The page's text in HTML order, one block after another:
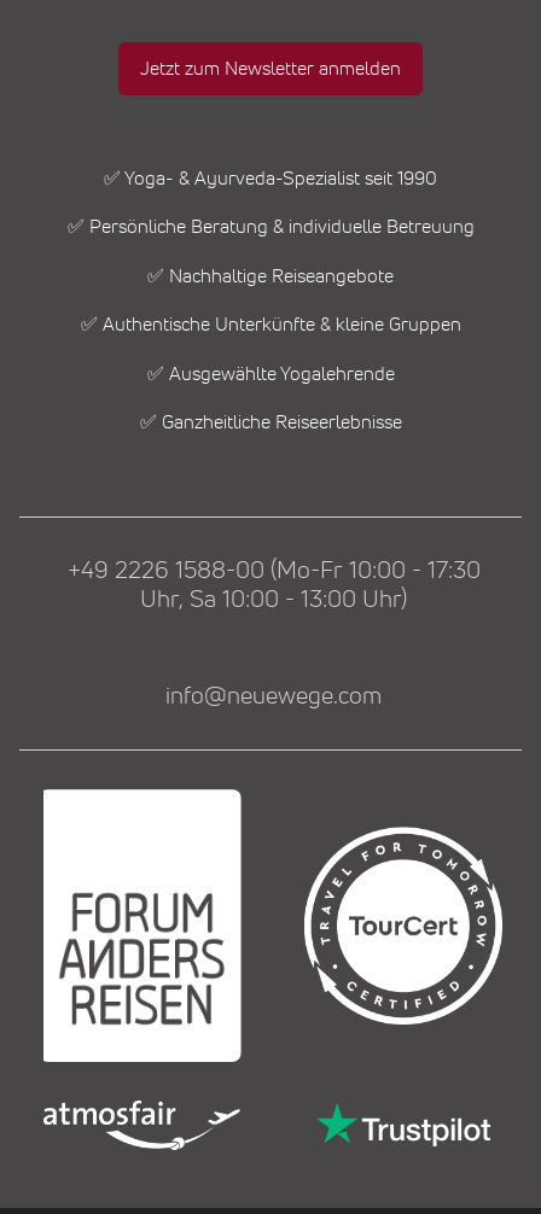
Jetzt zum Newsletter anmelden
✅ Yoga- & Ayurveda-Spezialist seit 1990
✅ Persönliche Beratung & individuelle Betreuung
✅ Nachhaltige Reiseangebote
✅ Authentische Unterkünfte & kleine Gruppen
✅ Ausgewählte Yogalehrende
✅ Ganzheitliche Reiseerlebnisse
+49 2226 1588-00 (Mo-Fr 10:00 - 17:30
Uhr, Sa 10:00 - 13:00 Uhr)
info@neuewege.com